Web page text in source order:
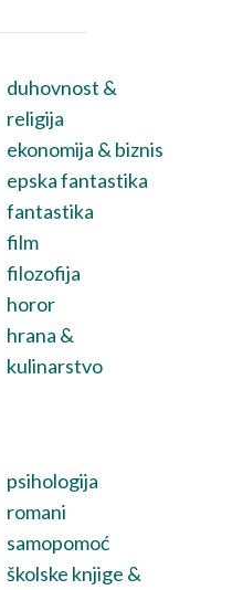
duhovnost &
religija
ekonomija & biznis
epska fantastika
fantastika
film
filozofija
horor
hrana &
kulinarstvo
psihologija
romani
samopomoć
školske knjige &